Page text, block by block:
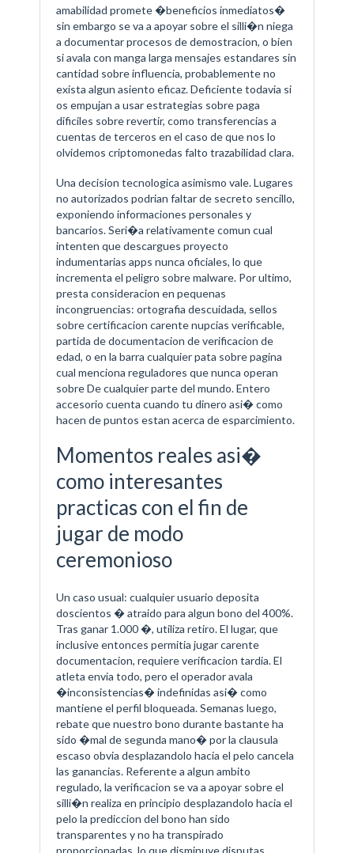
amabilidad promete �beneficios inmediatos�
sin embargo se va a apoyar sobre el silli�n niega
a documentar procesos de demostracion, o bien
si avala con manga larga mensajes estandares sin
cantidad sobre influencia, probablemente no
exista algun asiento eficaz. Deficiente todavia si
os empujan a usar estrategias sobre paga
dificiles sobre revertir, como transferencias a
cuentas de terceros en el caso de que nos lo
olvidemos criptomonedas falto trazabilidad clara.
Una decision tecnologica asimismo vale. Lugares
no autorizados podrian faltar de secreto sencillo,
exponiendo informaciones personales y
bancarios. Seri�a relativamente comun cual
intenten que descargues proyecto
indumentarias apps nunca oficiales, lo que
incrementa el peligro sobre malware. Por ultimo,
presta consideracion en pequenas
incongruencias: ortografia descuidada, sellos
sobre certificacion carente nupcias verificable,
partida de documentacion de verificacion de
edad, o en la barra cualquier pata sobre pagina
cual menciona reguladores que nunca operan
sobre De cualquier parte del mundo. Entero
accesorio cuenta cuando tu dinero asi� como
hacen de puntos estan acerca de esparcimiento.
Momentos reales asi�
como interesantes
practicas con el fin de
jugar de modo
ceremonioso
Un caso usual: cualquier usuario deposita
doscientos � atraido para algun bono del 400%.
Tras ganar 1.000 �, utiliza retiro. El lugar, que
inclusive entonces permitia jugar carente
documentacion, requiere verificacion tardia. El
atleta envia todo, pero el operador avala
�inconsistencias� indefinidas asi� como
mantiene el perfil bloqueada. Semanas luego,
rebate que nuestro bono durante bastante ha
sido �mal de segunda mano� por la clausula
escaso obvia desplazandolo hacia el pelo cancela
las ganancias. Referente a algun ambito
regulado, la verificacion se va a apoyar sobre el
silli�n realiza en principio desplazandolo hacia el
pelo la prediccion del bono han sido
transparentes y no ha transpirado
proporcionadas, lo que disminuye disputas